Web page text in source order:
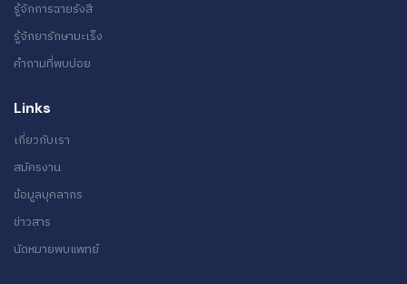
รู้จักการฉายรังสี
รู้จักยารักษามะเร็ง
คำถามที่พบบ่อย
Links
เกี่ยวกับเรา
สมัครงาน
ข้อมูลบุคลากร
ข่าวสาร
นัดหมายพบแพทย์